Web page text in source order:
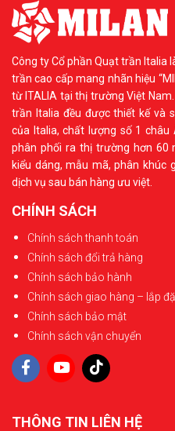
Công ty Cổ phần Quạt trần Italia
trần cao cấp mang nhãn hiệu
từ ITALIA tại thị trường Việt
trần Italia đều được thiết kế và
của Italia, chất lượng số 1 châu
phân phối ra thị trường hơn 60
kiểu dáng, mẫu mã, phân khúc
dịch vụ sau bán hàng ưu việt.
CHÍNH SÁCH
Chính sách thanh toán
Chính sách đổi trả hàng
Chính sách bảo hành
Chính sách giao hàng – lắp
Chính sách bảo mật
Chính sách vận chuyển
THÔNG TIN LIÊN HỆ